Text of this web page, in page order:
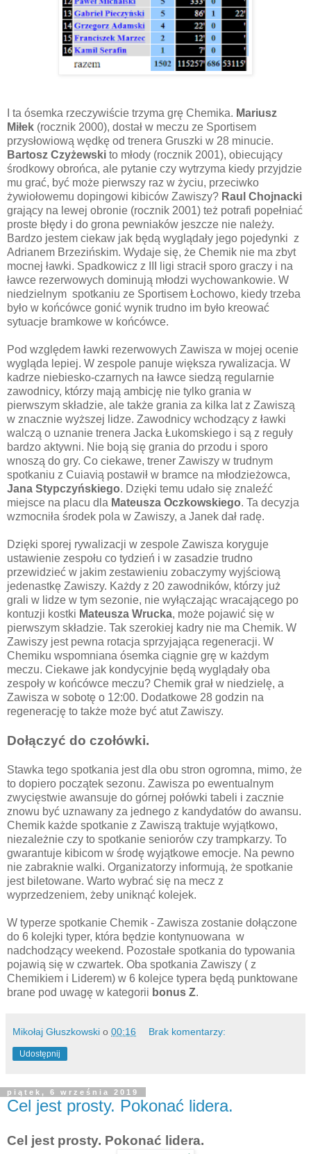
I ta ósemka rzeczywiście trzyma grę Chemika. Mariusz
Miłek (rocznik 2000), dostał w meczu ze Sportisem
przysłowiową wędkę od trenera Gruszki w 28 minucie.
Bartosz Czyżewski to młody (rocznik 2001), obiecujący
środkowy obrońca, ale pytanie czy wytrzyma kiedy przyjdzie
mu grać, być może pierwszy raz w życiu, przeciwko
żywiołowemu dopingowi kibiców Zawiszy? Raul Chojnacki
grający na lewej obronie (rocznik 2001) też potrafi popełniać
proste błędy i do grona pewniaków jeszcze nie należy.
Bardzo jestem ciekaw jak będą wyglądały jego pojedynki z
Adrianem Brzezińskim. Wydaje się, że Chemik nie ma zbyt
mocnej ławki. Spadkowicz z III ligi stracił sporo graczy i na
ławce rezerwowych dominują młodzi wychowankowie. W
niedzielnym spotkaniu ze Sportisem Łochowo, kiedy trzeba
było w końcówce gonić wynik trudno im było kreować
sytuacje bramkowe w końcówce.
Pod względem ławki rezerwowych Zawisza w mojej ocenie
wygląda lepiej. W zespole panuje większa rywalizacja. W
kadrze niebiesko-czarnych na ławce siedzą regularnie
zawodnicy, którzy mają ambicję nie tylko grania w
pierwszym składzie, ale także grania za kilka lat z Zawiszą
w znacznie wyższej lidze. Zawodnicy wchodzący z ławki
walczą o uznanie trenera Jacka Łukomskiego i są z reguły
bardzo aktywni. Nie boją się grania do przodu i sporo
wnoszą do gry. Co ciekawe, trener Zawiszy w trudnym
spotkaniu z Cuiavią postawił w bramce na młodzieżowca,
Jana Stypczyńskiego. Dzięki temu udało się znaleźć
miejsce na placu dla Mateusza Oczkowskiego. Ta decyzja
wzmocniła środek pola w Zawiszy, a Janek dał radę.
Dzięki sporej rywalizacji w zespole Zawisza koryguje
ustawienie zespołu co tydzień i w zasadzie trudno
przewidzieć w jakim zestawieniu zobaczymy wyjściową
jedenastkę Zawiszy. Każdy z 20 zawodników, którzy już
grali w lidze w tym sezonie, nie wyłączając wracającego po
kontuzji kostki Mateusza Wrucka, może pojawić się w
pierwszym składzie. Tak szerokiej kadry nie ma Chemik. W
Zawiszy jest pewna rotacja sprzyjająca regeneracji. W
Chemiku wspomniana ósemka ciągnie grę w każdym
meczu. Ciekawe jak kondycyjnie będą wyglądały oba
zespoły w końcówce meczu? Chemik grał w niedzielę, a
Zawisza w sobotę o 12:00. Dodatkowe 28 godzin na
regenerację to także może być atut Zawiszy.
Dołączyć do czołówki.
Stawka tego spotkania jest dla obu stron ogromna, mimo, że
to dopiero początek sezonu. Zawisza po ewentualnym
zwycięstwie awansuje do górnej połówki tabeli i zacznie
znowu być uznawany za jednego z kandydatów do awansu.
Chemik każde spotkanie z Zawiszą traktuje wyjątkowo,
niezależnie czy to spotkanie seniorów czy trampkarzy. To
gwarantuje kibicom w środę wyjątkowe emocje. Na pewno
nie zabraknie walki. Organizatorzy informują, że spotkanie
jest biletowane. Warto wybrać się na mecz z
wyprzedzeniem, żeby uniknąć kolejek.
W typerze spotkanie Chemik - Zawisza zostanie dołączone
do 6 kolejki typer, która będzie kontynuowana w
nadchodzący weekend. Pozostałe spotkania do typowania
pojawią się w czwartek. Oba spotkania Zawiszy ( z
Chemikiem i Liderem) w 6 kolejce typera będą punktowane
brane pod uwagę w kategorii bonus Z.
Mikołaj Głuszkowski o 00:16 Brak komentarzy:
Udostępnij
piątek, 6 września 2019
Cel jest prosty. Pokonać lidera.
Cel jest prosty. Pokonać lidera.